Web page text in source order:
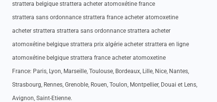
strattera belgique strattera acheter atomoxétine france
strattera sans ordonnance strattera france acheter atomoxetine
acheter strattera strattera sans ordonnance strattera acheter
atomoxétine belgique strattera prix algérie acheter strattera en ligne
atomoxétine belgique strattera france acheter atomoxetine
France: Paris, Lyon, Marseille, Toulouse, Bordeaux, Lille, Nice, Nantes,
Strasbourg, Rennes, Grenoble, Rouen, Toulon, Montpellier, Douai et Lens,
Avignon, Saint-Etienne.